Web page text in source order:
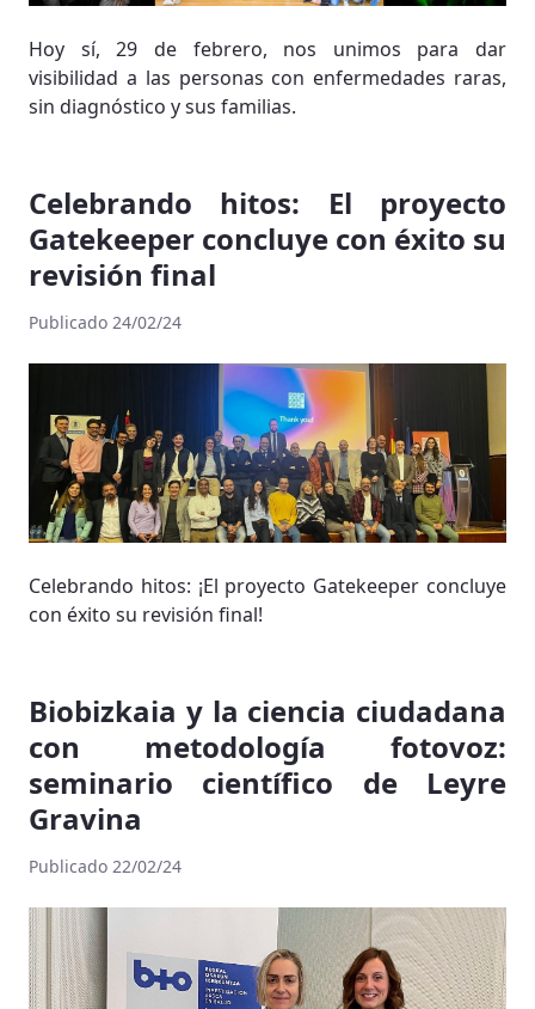
Hoy sí, 29 de febrero, nos unimos para dar
visibilidad a las personas con enfermedades raras,
sin diagnóstico y sus familias.
Celebrando hitos: El proyecto
Gatekeeper concluye con éxito su
revisión final
Publicado 24/02/24
Celebrando hitos: ¡El proyecto Gatekeeper concluye
con éxito su revisión final!
Biobizkaia y la ciencia ciudadana
con metodología fotovoz:
seminario científico de Leyre
Gravina
Publicado 22/02/24